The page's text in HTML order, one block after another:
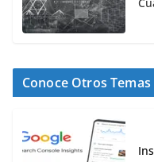
Conoce Otros Temas